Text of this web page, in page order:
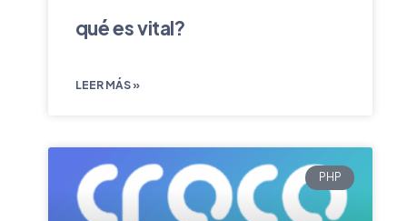
qué es vital?
LEER MÁS »
PHP